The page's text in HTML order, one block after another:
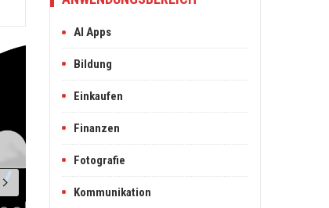
AI Apps
Bildung
Einkaufen
Finanzen
Fotografie
Kommunikation